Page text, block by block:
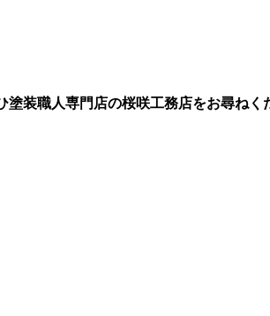
塗装職人専門店の桜咲工務店をお尋ねく